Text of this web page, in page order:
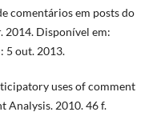
comentários em posts do
2014. Disponível em:
5 out. 2013.
uses of comment
Analysis. 2010. 46 f.